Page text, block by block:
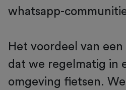
whatsapp-
Het voordeel van
dat we regelmatig in
omgeving fietsen.